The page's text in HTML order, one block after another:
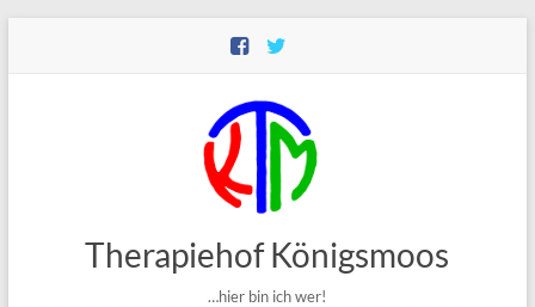
Therapiehof Königsmoos
…hier bin ich wer!